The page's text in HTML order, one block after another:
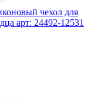
чехол для
арт: 24492-12531